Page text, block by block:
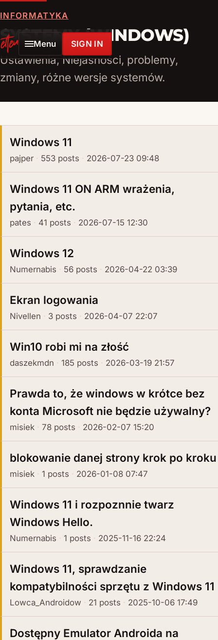
ELTENLINK
Menu SIGN IN
INFORMATYKA
SYSTEMY (WINDOWS)
Ustawienia, Niejasności, problemy,
zmiany, różne wersje systemów.
Windows 11
pajper 553 posts 2026-07-23 09:48
Windows 11 ON ARM wrażenia,
pytania, etc.
pates 41 posts 2026-07-15 12:30
Windows 12
Numernabis 56 posts 2026-04-22 03:39
Ekran logowania
Nivellen 3 posts 2026-04-07 22:07
Win10 robi mi na złość
daszekmdn 185 posts 2026-03-19 21:57
Prawda to, że windows w krótce bez
konta Microsoft nie będzie używalny?
misiek 78 posts 2026-02-07 15:20
blokowanie danej strony krok po kroku
misiek 1 posts 2026-01-08 07:47
Windows 11 i rozpoznnie twarz
Windows Hello.
Numernabis 1 posts 2025-11-16 22:24
Windows 11, sprawdzanie
kompatybilności sprzętu z Windows 11
Lowca_Androidow 21 posts 2025-10-06 17:49
Dostępny Emulator Androida na